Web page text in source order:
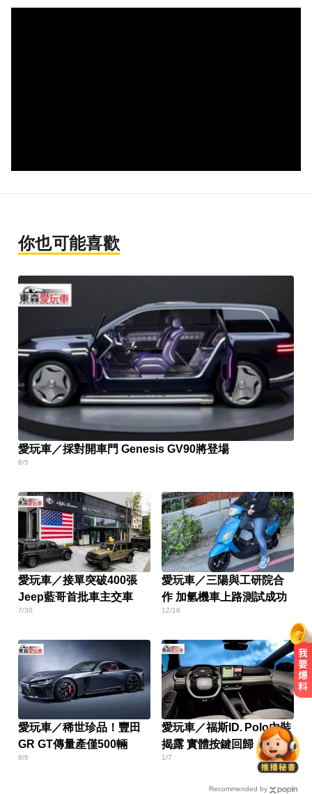
你也可能喜歡
愛玩車／採對開車門 Genesis GV90將登場
8/5
愛玩車／接單突破400張
Jeep藍哥首批車主交車
7/30
愛玩車／三陽與工研院合
作 加氫機車上路測試成功
12/18
愛玩車／稀世珍品！豐田
GR GT傳量產僅500輛
8/6
愛玩車／福斯ID. Polo內裝
揭露 實體按鍵回歸
1/7
Recommended by
兩大外送平台：城鎮韌性演習區域
暫停配送服務
加拿大2飛機空中相撞！ 1人墜池塘